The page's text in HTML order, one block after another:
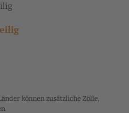
€
können zusätzliche Zölle,